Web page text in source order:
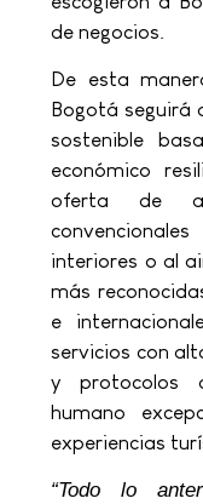
de negocios.
De esta
Bogotá seguirá
sostenible
económico
oferta de
interiores o al
más
e
servicios con
y protocolos
humano
experiencias
“Todo lo